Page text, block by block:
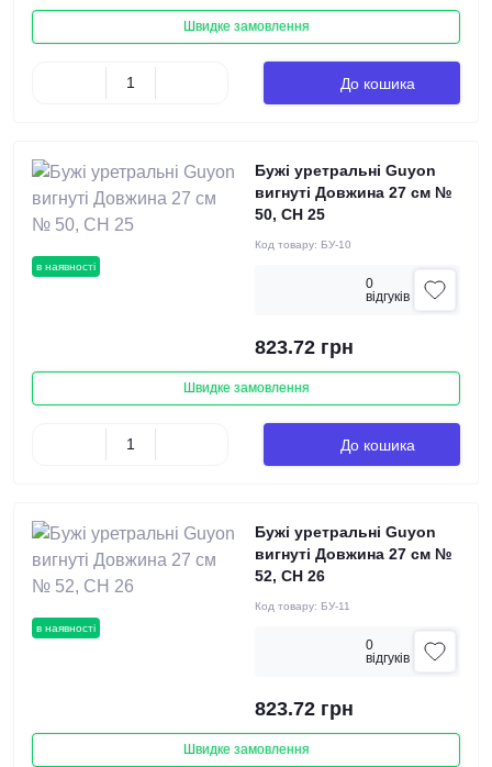
Швидке замовлення
До кошика
в наявності
Бужі уретральні Guyon
вигнуті Довжина 27 см №
50, СН 25
Код товару: БУ-10
0
вiдгукiв
823.72 грн
Швидке замовлення
До кошика
в наявності
Бужі уретральні Guyon
вигнуті Довжина 27 см №
52, СН 26
Код товару: БУ-11
0
вiдгукiв
823.72 грн
Швидке замовлення